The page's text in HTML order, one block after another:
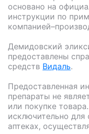
основано на
инструкции по
Демидовский
предоставлены
средств Видаль.
Предоставленная
препараты не
или покупке
исключительно для
аптеках,